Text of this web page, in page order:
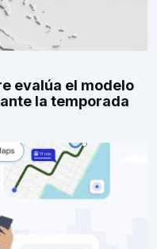
evalúa el modelo
la temporada